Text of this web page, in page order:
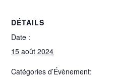
DÉTAILS
Date :
15 août 2024
Catégories d’Évènement: